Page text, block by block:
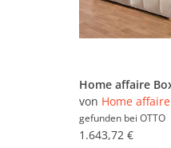
von Home affaire
gefunden bei OTTO
1.643,72 €